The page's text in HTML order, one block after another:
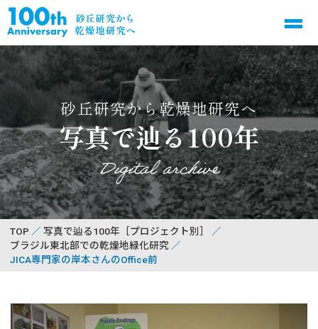
砂丘研究から乾燥地研究へ
写真で辿る100年
Digital archive
TOP
写真で辿る100年［プロジェクト別］
ブラジル東北部での乾燥地緑化研究
JICA専門家の岸本さんのOffice前